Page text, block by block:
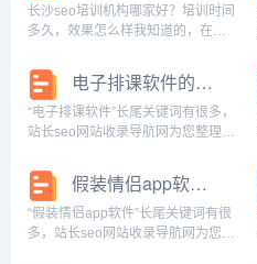
为例，有2年工作经验的话，待遇大
概400...
长沙seo培训机构哪家好？培训时间
多久，效果怎么样我知道的，在长
业实训联盟，我朋友在这里学了两
个月的seo网络营销实战班，听他说
学的内容很实用，学完后就可以自
己独立优...
电子排课软件的长尾关键词有哪些
“电子排课软件”长尾关键词有很多，
站长seo网站收录导航网为您整理各
度的相关长尾关键词：电子排课软
件哪个好,电子排课软件有哪些,电子
排课软件下载,电子排课表,排课软件
下...
假装情侣app软件的长尾关键词是什么
“假装情侣app软件”长尾关键词有很
多，站长seo网站收录导航网为您整